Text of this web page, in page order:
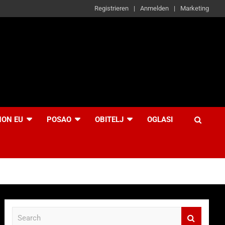
Registrieren Anmelden Marketing
EU POSAO OBITELJ OGLASI